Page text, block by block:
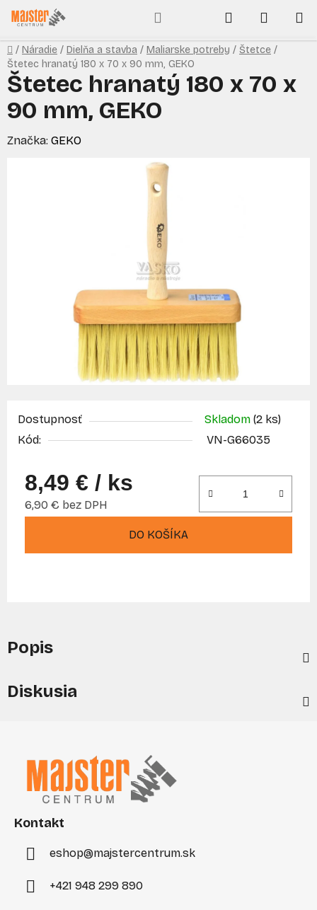
Prejsť
na
obsah
Hľadať
KOŠÍK
Domov
/ Náradie / Dielňa a stavba / Maliarske potreby / Štetce /
Štetec hranatý 180 x 70 x 90 mm, GEKO
Dostupnosť Skladom (2 ks)
Kód:
VN-G66035
8,49 € / ks
6,90 € bez DPH
DO KOŠÍKA
Štetec hranatý 180 x 70 x
90 mm, GEKO
Značka: GEKO
Popis
Diskusia
Kontakt
eshop@majstercentrum.sk
+421 948 299 890